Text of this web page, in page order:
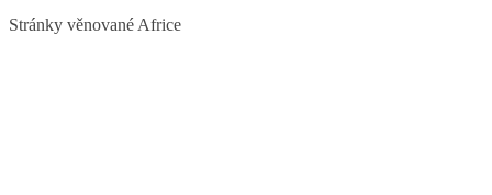
Stránky věnované Africe